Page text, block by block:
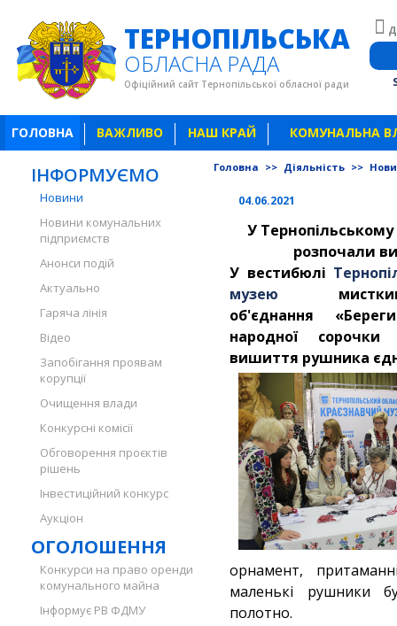
ТЕРНОПІЛЬСЬКА
ОБЛАСНА РАДА
Офіційний сайт Тернопільської обласної ради
ГОЛОВНА ВАЖЛИВО НАШ КРАЙ КОМУНАЛЬНА
ІНФОРМУЄМО
Новини
Новини комунальних
підприємств
Анонси подій
Актуально
Гаряча лінія
Відео
Запобігання проявам
корупції
Очищення влади
Конкурсні комісії
Обговорення проєктів
рішень
Інвестиційний конкурс
Аукціон
ОГОЛОШЕННЯ
Конкурси на право оренди
комунального майна
Інформує РВ ФДМУ
Головна >> Діяльність >>
04.06.2021
У
розпочали
У вестибюлі
музею
об'єднання «
народної сорочки
вишиття рушника
орнамент,
маленькі рушники
полотно.